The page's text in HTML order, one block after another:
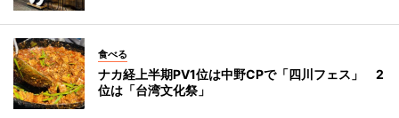
食べる
ナカ経上半期PV1位は中野CPで「四川フェス」 2
位は「台湾文化祭」